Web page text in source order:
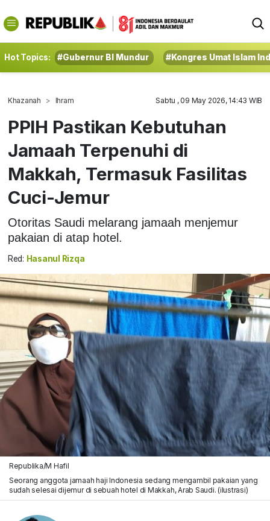
Hot Topics: #Gubernur BI Mundur #Kongres Umat Islam
Khazanah Ihram Sabtu , 09 May 2026, 14:43 WIB
PPIH Pastikan Kebutuhan
Jamaah Terpenuhi di
Makkah, Termasuk Fasilitas
Cuci-Jemur
Otoritas Saudi melarang jamaah menjemur
pakaian di atap hotel.
Red: Hasanul Rizqa
Republika/M Hafil
Seorang anggota jamaah haji Indonesia sedang mengambil pakaian yang
sudah selesai dijemur di sebuah hotel di Makkah, Arab Saudi. (ilustrasi)